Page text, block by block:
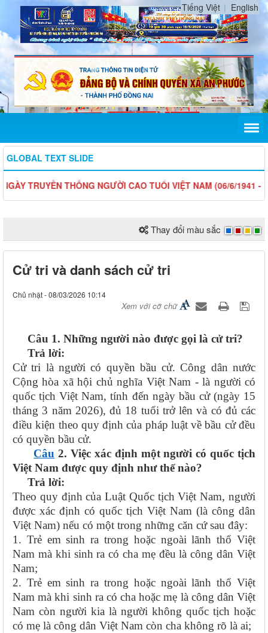
Tiếng Việt English
GLOBAL TEXT SLIDE
THỐNG NGƯỜI CAO TUỔI VIỆT NAM (06/6/1941 - 06/6/
Thay đổi màu sắc
Cử tri và danh sách cử tri
Chủ nhật - 08/03/2026 10:14
Xem với cỡ chữ
Câu 1. Những người nào được gọi là cử tri?
Trả lời:
Cử tri là người có quyền bầu cử. Công dân nước
Cộng hòa xã hội chủ nghĩa Việt Nam - là người có
quốc tịch Việt Nam, tính đến ngày bầu cử (ngày 15
tháng 3 năm 2026), đủ 18 tuổi trở lên và có đủ các
điều kiện theo quy định của pháp luật về bầu cử đều
có quyền bầu cử.
Câu 2. Việc xác định một người có quốc tịch
Việt Nam được quy định như thế nào?
Trả lời:
Theo quy định của Luật Quốc tịch Việt Nam, người
được xác định có quốc tịch Việt Nam (là công dân
Việt Nam) nếu có một trong những căn cứ sau đây:
1. Trẻ em sinh ra trong hoặc ngoài lãnh thổ Việt
Nam mà khi sinh ra có cha mẹ đều là công dân Việt
Nam;
2. Trẻ em sinh ra trong hoặc ngoài lãnh thổ Việt
Nam mà khi sinh ra có cha hoặc mẹ là công dân Việt
Nam còn người kia là người không quốc tịch hoặc
có mẹ là công dân Việt Nam còn cha không rõ là ai;